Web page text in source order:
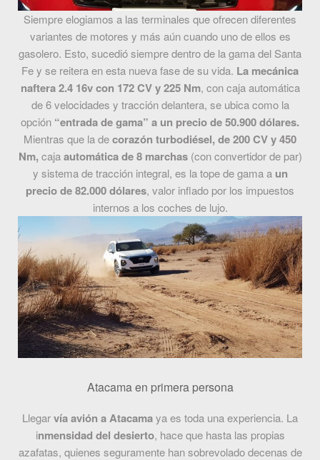
Siempre elogiamos a las terminales que ofrecen diferentes
variantes de motores y más aún cuando uno de ellos es
gasolero. Esto, sucedió siempre dentro de la gama del Santa
Fe y se reitera en esta nueva fase de su vida. La mecánica
naftera 2.4 16v con 172 CV y 225 Nm, con caja automática
de 6 velocidades y tracción delantera, se ubica como la
opción “entrada de gama” a un precio de 50.900 dólares.
Mientras que la decorazón turbodiésel, de 200 CV y 450
Nm, cajaautomática de 8 marchas(con convertidor de par)
y sistema de tracción integral, es la tope de gama a un
precio de 82.000 dólares, valor inflado por los impuestos
internos a los coches de lujo.
Atacama en primera persona
Llegarvía avión a Atacamaya es toda una experiencia. La
inmensidad del desierto, hace que hasta las propias
azafatas, quienes seguramente han sobrevolado decenas de